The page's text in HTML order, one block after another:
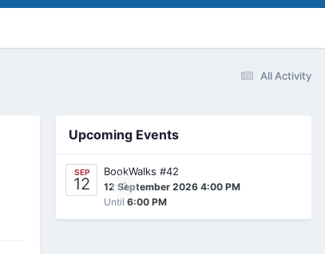
All Activity
Upcoming Events
SEP
12 0
BookWalks #42
12 September 2026 4:00 PM
Until 6:00 PM